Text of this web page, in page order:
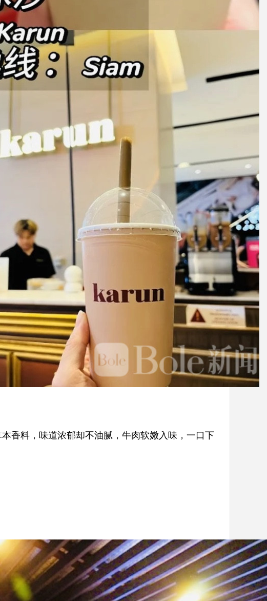
香料，味道浓郁却不油腻，牛肉软嫩入味，一口下